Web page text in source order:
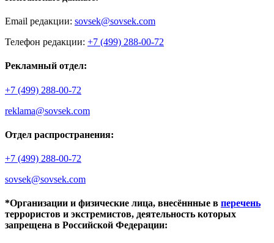
Email редакции: sovsek@sovsek.com
Телефон редакции: +7 (499) 288-00-72
Рекламный отдел:
+7 (499) 288-00-72
reklama@sovsek.com
Отдел распространения:
+7 (499) 288-00-72
sovsek@sovsek.com
*Организации и физические лица, внесённные в перечень
террористов и экстремистов, деятельность которых
запрещена в Российской Федерации: